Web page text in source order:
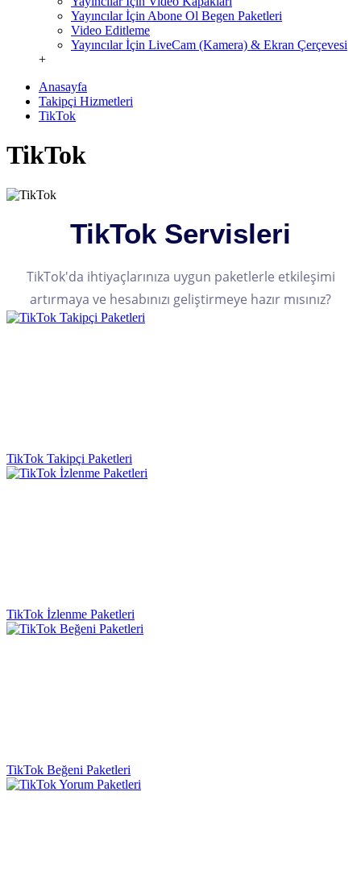
Yayıncılar İçin Abone Ol Begen Paketleri
Video Editleme
Yayıncılar İçin LiveCam (Kamera) & Ekran Çerçevesi
+
Anasayfa
Takipçi Hizmetleri
TikTok
TikTok
TikTok Servisleri
TikTok'da ihtiyaçlarınıza uygun paketlerle etkileşimi
artırmaya ve hesabınızı geliştirmeye hazır mısınız?
TikTok Takipçi Paketleri
TikTok İzlenme Paketleri
TikTok Beğeni Paketleri